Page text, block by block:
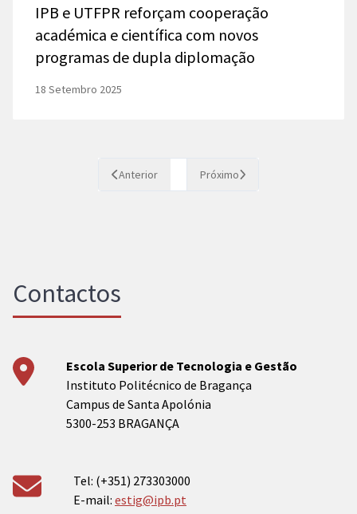
IPB e UTFPR reforçam cooperação
académica e científica com novos
programas de dupla diplomação
18 Setembro 2025
Anterior Próximo
Contactos
Escola Superior de Tecnologia e Gestão
Instituto Politécnico de Bragança
Campus de Santa Apolónia
5300-253 BRAGANÇA
Tel: (+351) 273303000
E-mail: estig@ipb.pt